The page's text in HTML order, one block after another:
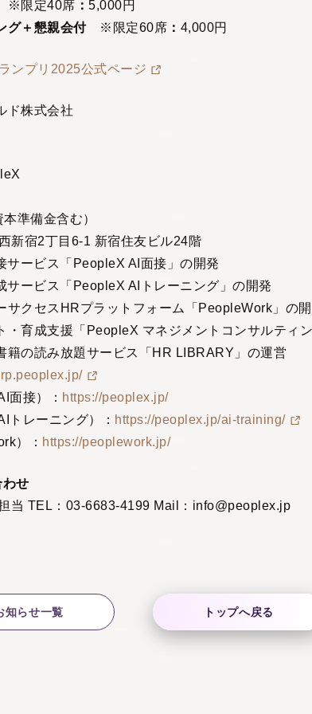
限定40席 ： 5,000円
グ＋懇親会付※限定60席 ： 4,000円
ンプリ2025公式ページ
ド株式会社
準備金含む）
新宿2丁目6-1 新宿住友ビル24階
サービス「PeopleX AI面接」の開発
ス「PeopleX AIトレーニング」の開発
スHRプラットフォーム「PeopleWork」の開
支援「PeopleX マネジメントコンサルティン
み放題サービス「HR LIBRARY」の運営
面接）： https://peoplex.jp/
トレーニング）： https://peoplex.jp/ai-training/
）： https://peoplework.jp/
せ
当 TEL：03-6683-4199 Mail：info@peoplex.jp
知らせ一覧 トップへ戻る